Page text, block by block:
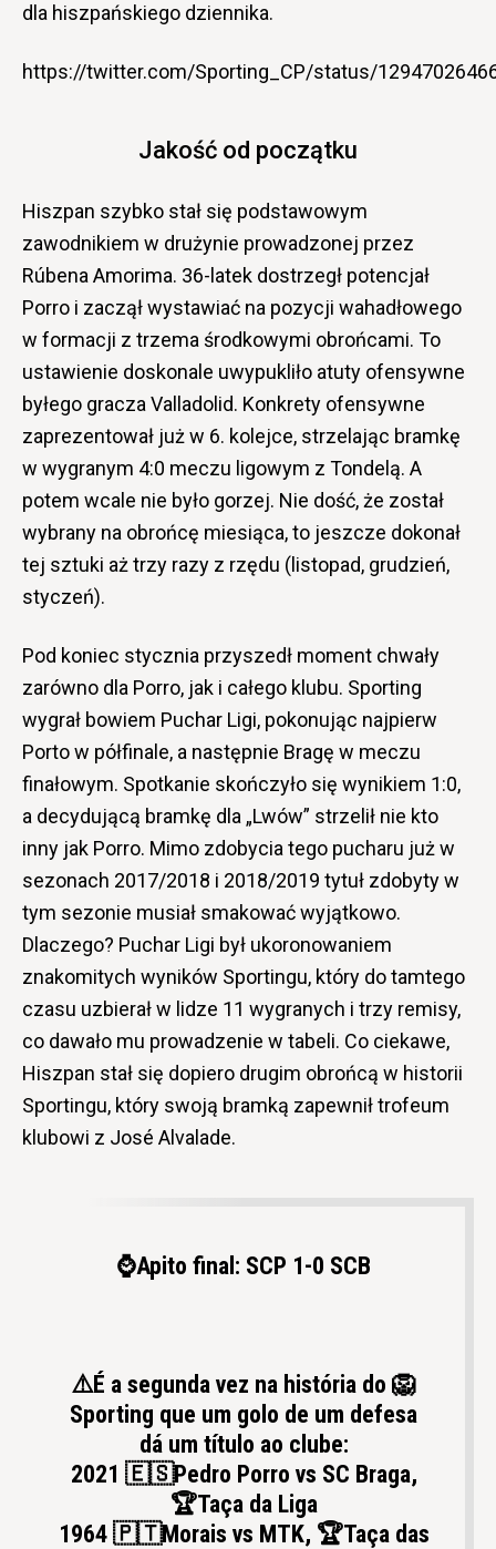
dla hiszpańskiego dziennika.
https://twitter.com/Sporting_CP/status/
Jakość od początku
Hiszpan szybko stał się podstawowym
zawodnikiem w drużynie prowadzonej przez
Rúbena Amorima. 36-latek dostrzegł potencjał
Porro i zaczął wystawiać na pozycji wahadłowego
w formacji z trzema środkowymi obrońcami. To
ustawienie doskonale uwypukliło atuty ofensywne
byłego gracza Valladolid. Konkrety ofensywne
zaprezentował już w 6. kolejce, strzelając bramkę
w wygranym 4:0 meczu ligowym z Tondelą. A
potem wcale nie było gorzej. Nie dość, że został
wybrany na obrońcę miesiąca, to jeszcze dokonał
tej sztuki aż trzy razy z rzędu (listopad, grudzień,
styczeń).
Pod koniec stycznia przyszedł moment chwały
zarówno dla Porro, jak i całego klubu. Sporting
wygrał bowiem Puchar Ligi, pokonując najpierw
Porto w półfinale, a następnie Bragę w meczu
finałowym. Spotkanie skończyło się wynikiem 1:0,
a decydującą bramkę dla „Lwów” strzelił nie kto
inny jak Porro. Mimo zdobycia tego pucharu już w
sezonach 2017/2018 i 2018/2019 tytuł zdobyty w
tym sezonie musiał smakować wyjątkowo.
Dlaczego? Puchar Ligi był ukoronowaniem
znakomitych wyników Sportingu, który do tamtego
czasu uzbierał w lidze 11 wygranych i trzy remisy,
co dawało mu prowadzenie w tabeli. Co ciekawe,
Hiszpan stał się dopiero drugim obrońcą w historii
Sportingu, który swoją bramką zapewnił trofeum
klubowi z José Alvalade.
⌚️Apito final: SCP 1-0 SCB
⚠️É a segunda vez na história do 🦁
Sporting que um golo de um defesa
dá um título ao clube:
2021 🇪🇸Pedro Porro vs SC Braga,
🏆Taça da Liga
1964 🇵🇹Morais vs MTK, 🏆Taça das